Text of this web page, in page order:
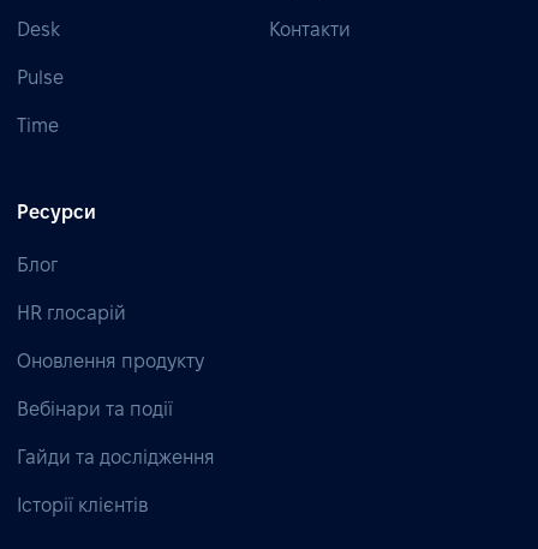
Desk
Pulse
Time
Контакти
Ресурси
Блог
HR глосарій
Оновлення продукту
Вебінари та події
Гайди та дослідження
Історії клієнтів